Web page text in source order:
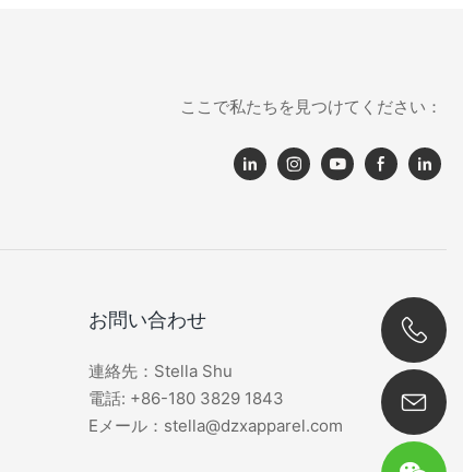
ここで私たちを見つけてください：
お問い合わせ
連絡先：Stella Shu
電話: +86-180 3829 1843
Eメール：stella@dzxapparel.com